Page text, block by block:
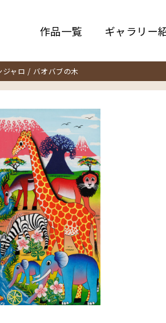
作品一覧 ギャラリー
ャロ / バオバブの木